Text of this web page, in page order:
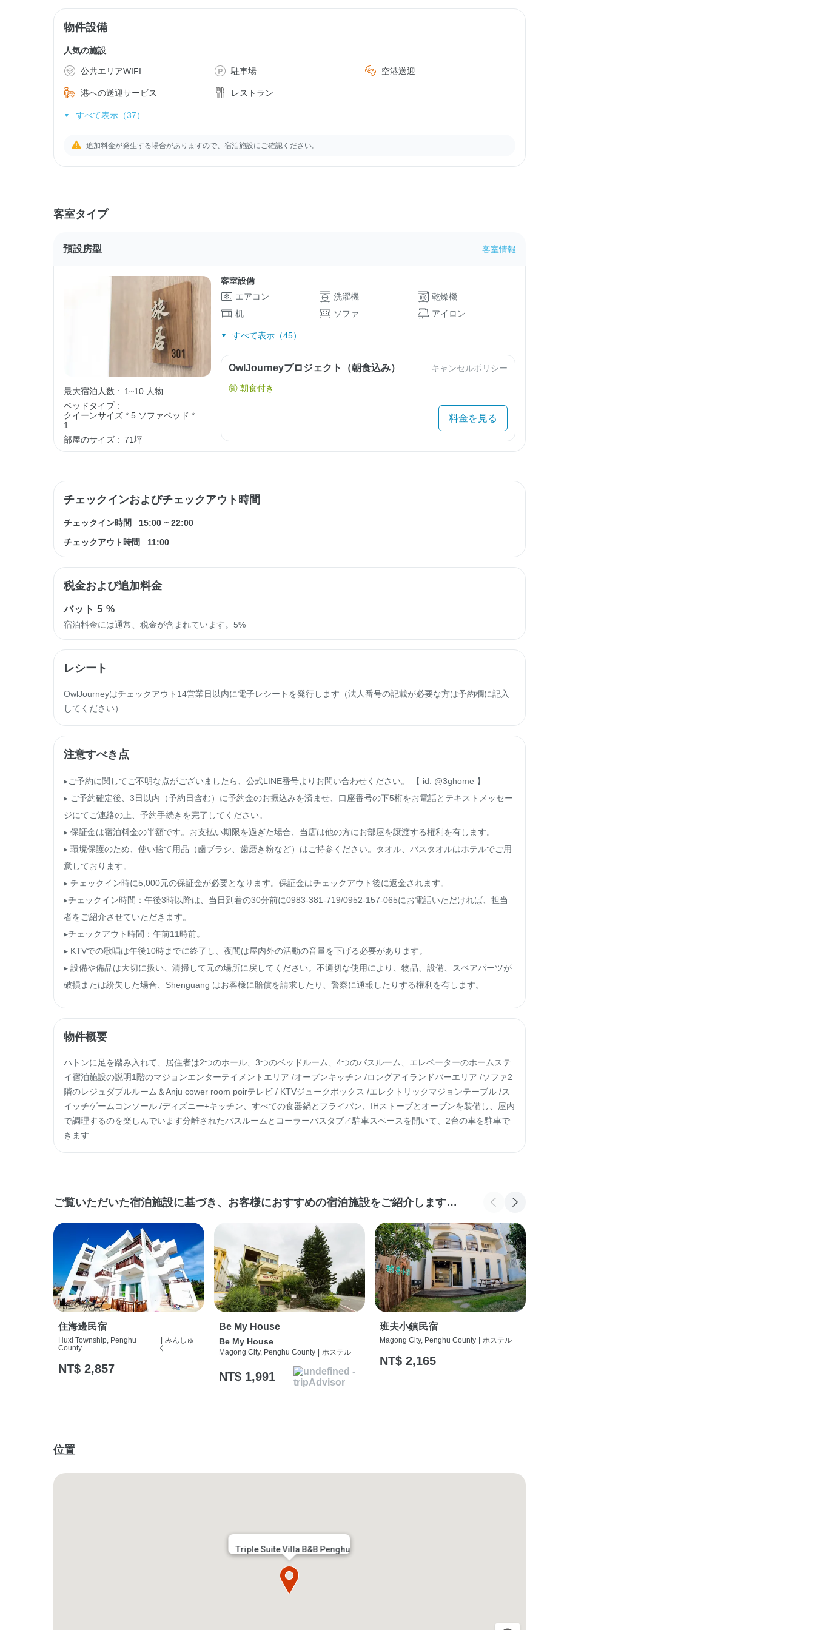
物件設備
人気の施設
公共エリアWIFI 駐車場 空港送迎
港への送迎サービス レストラン
すべて表示（37）
追加料金が発生する場合がありますので、宿泊施設にご確認ください。
客室タイプ
預設房型 客室情報
最大宿泊人数 :
1~10 人物
ベッドタイプ :
クイーンサイズ * 5 ソファベッド *
1
部屋のサイズ : 71坪
客室設備
エアコン
洗濯機
乾燥機
机
ソファ アイロン
すべて表示（45）
OwlJourneyプロジェクト（朝食込み） キャンセルポリシー
朝食付き
料金を見る
チェックインおよびチェックアウト時間
チェックイン時間 15:00 ~ 22:00
チェックアウト時間
11:00
税金および追加料金
バット5 %
宿泊料金には通常、税金が含まれています。5%
レシート
OwlJourneyはチェックアウト14営業日以内に電子レシートを発行します（法人番号の記載が必要な方は予約欄に記入
してください）
注意すべき点
▸ご予約に関してご不明な点がございましたら、公式LINE番号よりお問い合わせください。 【 id: @3ghome 】
▸ ご予約確定後、3日以内（予約日含む）に予約金のお振込みを済ませ、口座番号の下5桁をお電話とテキストメッセー
ジにてご連絡の上、予約手続きを完了してください。
▸ 保証金は宿泊料金の半額です。お支払い期限を過ぎた場合、当店は他の方にお部屋を譲渡する権利を有します。
▸ 環境保護のため、使い捨て用品（歯ブラシ、歯磨き粉など）はご持参ください。タオル、バスタオルはホテルでご用
意しております。
▸ チェックイン時に5,000元の保証金が必要となります。保証金はチェックアウト後に返金されます。
▸チェックイン時間：午後3時以降は、当日到着の30分前に0983-381-719/0952-157-065にお電話いただければ、担当
者をご紹介させていただきます。
▸チェックアウト時間：午前11時前。
▸ KTVでの歌唱は午後10時までに終了し、夜間は屋内外の活動の音量を下げる必要があります。
▸ 設備や備品は大切に扱い、清掃して元の場所に戻してください。不適切な使用により、物品、設備、スペアパーツが
破損または紛失した場合、Shenguang はお客様に賠償を請求したり、警察に通報したりする権利を有します。
物件概要
ハトンに足を踏み入れて、居住者は2つのホール、3つのベッドルーム、4つのバスルーム、エレベーターのホームステ
イ宿泊施設の説明1階のマジョンエンターテイメントエリア /オープンキッチン /ロングアイランドバーエリア /ソファ2
階のレジュダブルルーム＆Anju cower room poirテレビ / KTVジュークボックス /エレクトリックマジョンテーブル /ス
イッチゲームコンソール /ディズニー+キッチン、すべての食器鍋とフライパン、IHストーブとオーブンを装備し、屋内
で調理するのを楽しんでいます分離されたバスルームとコーラーバスタブ↗駐車スペースを開いて、2台の車を駐車で
きます
ご覧いただいた宿泊施設に基づき、お客様におすすめの宿泊施設をご紹介します…
住海邊民宿
Huxi Township, Penghu
County
| みんしゅ
く
NT$ 2,857
Be My House
Be My House
Magong City, Penghu County | ホステル
NT$ 1,991
班夫小鎮民宿
Magong City, Penghu County | ホステル
NT$ 2,165
位置
Triple Suite Villa B&B Penghu